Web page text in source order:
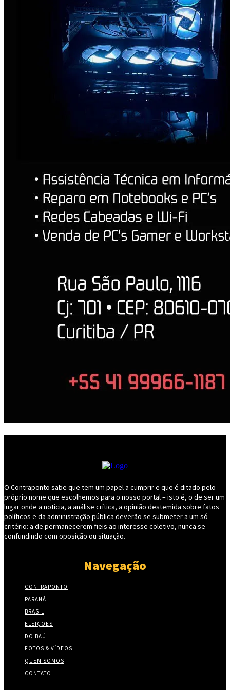
O Contraponto sabe que tem um papel a cumprir e que é ditado pelo
próprio nome que escolhemos para o nosso portal – isto é, o de ser um
lugar onde a notícia, a análise crítica, a opinião destemida sobre fatos
políticos e da administração pública deverão se submeter a um só
critério: a de permanecerem fieis ao interesse coletivo, nunca se
confundindo com oposição ou situação.
Navegação
CONTRAPONTO
PARANÁ
BRASIL
ELEIÇÕES
DO BAÚ
FOTOS & VÍDEOS
QUEM SOMOS
CONTATO